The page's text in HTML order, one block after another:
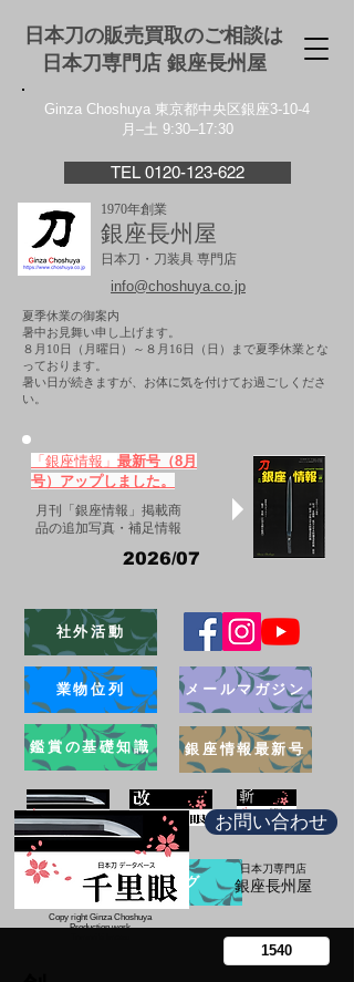
日本刀の販売買取のご相談は
日本刀専門店 銀座⻑州屋
Ginza Choshuya 東京都中央区銀座3-10-4
月–土 9:30–17:30
TEL 0120-123-622
1970年創業
銀座長州屋
日本刀・刀装具 専門店
info@choshuya.co.jp
夏季休業の御案内
暑中お見舞い申し上げます。
８月10日（月曜日）～８月16日（日）まで夏季休業とな
っております。
​暑い日が続きますが、お体に気を付けてお過ごしくださ
い。
「銀座情報」 最新号（8月
号）アップしました。
月刊「銀座情報」掲載商
品の追加写真・補足情報
2026/07
社外活動
業物位列
鑑賞の基礎知識
メールマガジン
銀座情報最新号
ブログ
お問い合わせ
日本刀専門店
​銀座長州屋
Copy right Ginza Choshuya
Production work